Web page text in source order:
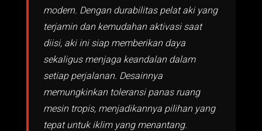
modern. Dengan durabilitas pelat aki yang
terjamin dan kemudahan aktivasi saat
diisi, aki ini siap memberikan daya
sekaligus menjaga keandalan dalam
setiap perjalanan. Desainnya
memungkinkan toleransi panas ruang
mesin tropis, menjadikannya pilihan yang
tepat untuk iklim yang menantang.